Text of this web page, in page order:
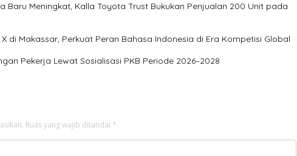
Baru Meningkat, Kalla Toyota Trust Bukukan Penjualan 200 Unit pada
X di Makassar, Perkuat Peran Bahasa Indonesia di Era Kompetisi Global
Pekerja Lewat Sosialisasi PKB Periode 2026–2028
Ruas yang wajib ditandai *